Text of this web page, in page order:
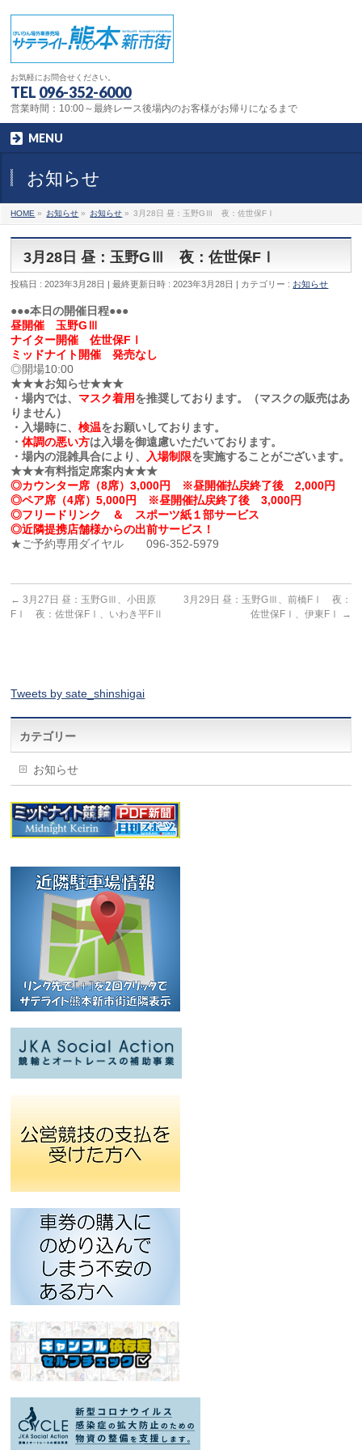
お気軽にお問合せください。
TEL 096-352-6000
営業時間：10:00～最終レース後場内のお客様がお帰りになるまで
MENU
お知らせ
HOME » お知らせ » お知らせ » 3月28日 昼：玉野GⅢ 夜：佐世保FⅠ
3月28日 昼：玉野GⅢ 夜：佐世保FⅠ
投稿日 : 2023年3月28日 最終更新日時 : 2023年3月28日 カテゴリー : お知らせ
●●●本日の開催日程●●●
昼開催 玉野GⅢ
ナイター開催 佐世保FⅠ
ミッドナイト開催 発売なし
◎開場10:00
★★★お知らせ★★★
・場内では、 マスク着用を推奨しております。（マスクの販売はあ
りません）
・入場時に、検温をお願いしております。
・体調の悪い方は入場を御遠慮いただいております。
・場内の混雑具合により、
入場制限を実施することがございます。
★★★有料指定席案内★★★
◎カウンター席（8席）3,000円 ※昼開催払戻終了後 2,000円
◎ペア席（4席）5,000円 ※昼開催払戻終了後 3,000円
◎フリードリンク ＆ スポーツ紙１部サービス
◎近隣提携店舗様からの出前サービス！
★ご予約専用ダイヤル 096-352-5979
← 3月27日 昼：玉野GⅢ、小田原
FⅠ 夜：佐世保FⅠ、いわき平FⅡ
3月29日 昼：玉野GⅢ、前橋FⅠ 夜：
佐世保FⅠ、伊東FⅠ
→
Tweets by sate_shinshigai
カテゴリー
お知らせ